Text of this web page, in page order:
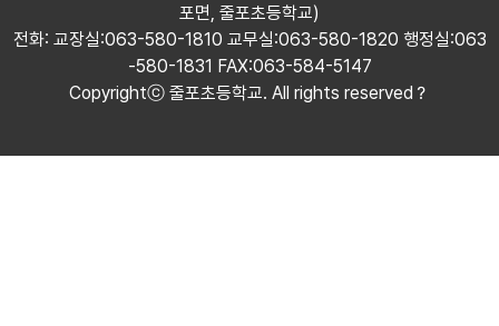
포면, 줄포초등학교)
전화: 교장실:063-580-1810 교무실:063-580-1820 행정실:063
-580-1831 FAX:063-584-5147
Copyrightⓒ 줄포초등학교. All rights reserved？